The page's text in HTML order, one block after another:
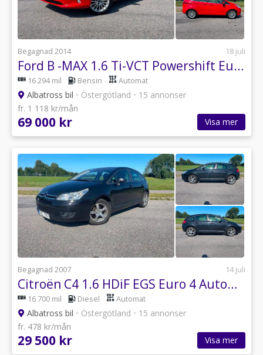
Begagnad 2014 18 juli
Ford B -MAX 1.6 Ti-VCT Powershift Euro 5 Automat
16 294 mil Bensin Automat
Albatross bil • Östergötland • 15 annonser
fr. 1 118 kr/mån
69 000 kr Visa mer
Begagnad 2007 14 juli
Citroën C4 1.6 HDiF EGS Euro 4 Automat NY KAMREM
16 700 mil Diesel Automat
Albatross bil • Östergötland • 15 annonser
fr. 478 kr/mån
29 500 kr Visa mer